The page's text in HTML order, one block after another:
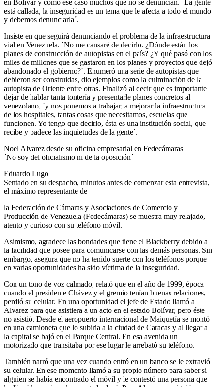
en Bolívar y como ese caso muchos que no se denuncian. ´La gente
está callada, la inseguridad es un tema que le afecta a todo el mundo
y debemos denunciarla´.
Insiste en que seguirá denunciando el problema de la infraestructura
vial en Venezuela. ´No me cansaré de decirlo. ¿Dónde están los
planes de construcción de autopistas en el país? ¿Y qué pasó con los
miles de millones que se gastaron en los planes y proyectos que dejó
abandonado el gobierno?´. Enumeró una serie de autopistas que
debieron ser construidas, dio ejemplos como la culminación de la
autopista de Oriente entre otras. Finalizó al decir que es importante
dejar de hablar tanta tontería y presentarle planes concretos al
venezolano, ´y nos ponemos a trabajar, a mejorar la infraestructura
de los hospitales, tantas cosas que necesitamos, escuelas que
funcionen. Yo tengo que decirlo, ésta es una institución social, que
recibe y padece las inquietudes de la gente´.
Noel Alvarez desde su oficina empresarial en Fedecámaras
´No soy del oficialismo ni de la oposición´
Eduardo Lugo
Sentado en su despacho, minutos antes de comenzar esta entrevista,
el máximo representante de
la Federación de Cámaras y Asociaciones de Comercio y
Producción de Venezuela (Fedecámaras) se muestra muy relajado,
atento y curioso con su teléfono móvil.
Asimismo, agradece las bondades que tiene el Blackberry debido a
la facilidad que posee para comunicarse con las demás personas. Sin
embargo, asegura que no ha tenido suerte con los teléfonos porque
en varias oportunidades ha sido víctima de la inseguridad.
Con un tono de voz calmado, relató que en el año de 1999, época
cuando el presidente Chávez y el gremio tenían buenas relaciones,
perdió su celular. En una oportunidad el jefe de Estado llamó a
Alvarez para que asistiera a un acto en el estado Bolívar, pero éste
no asistió. Desde el aeropuerto internacional de Maiquetía se montó
en una camioneta que lo subiría a la ciudad de Caracas y al llegar a
la capital se bajó en el Parque Central. En esa avenida un
motorizado que transitaba por ese lugar le arrebató su teléfono.
También narró que una vez cuando entró en un banco se le extravió
su celular. En ese momento llamó a su propio número para saber si
alguien se había encontrado el móvil y le contestó una persona que